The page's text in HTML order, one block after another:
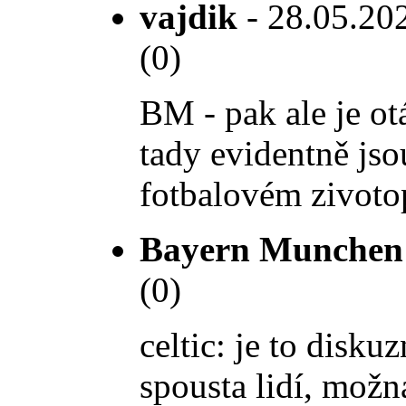
vajdik -
(0)
BM - pak ale je
tady evidentně
fotbalovém
Bayern Munchen
(0)
celtic: je to
spousta lidí,